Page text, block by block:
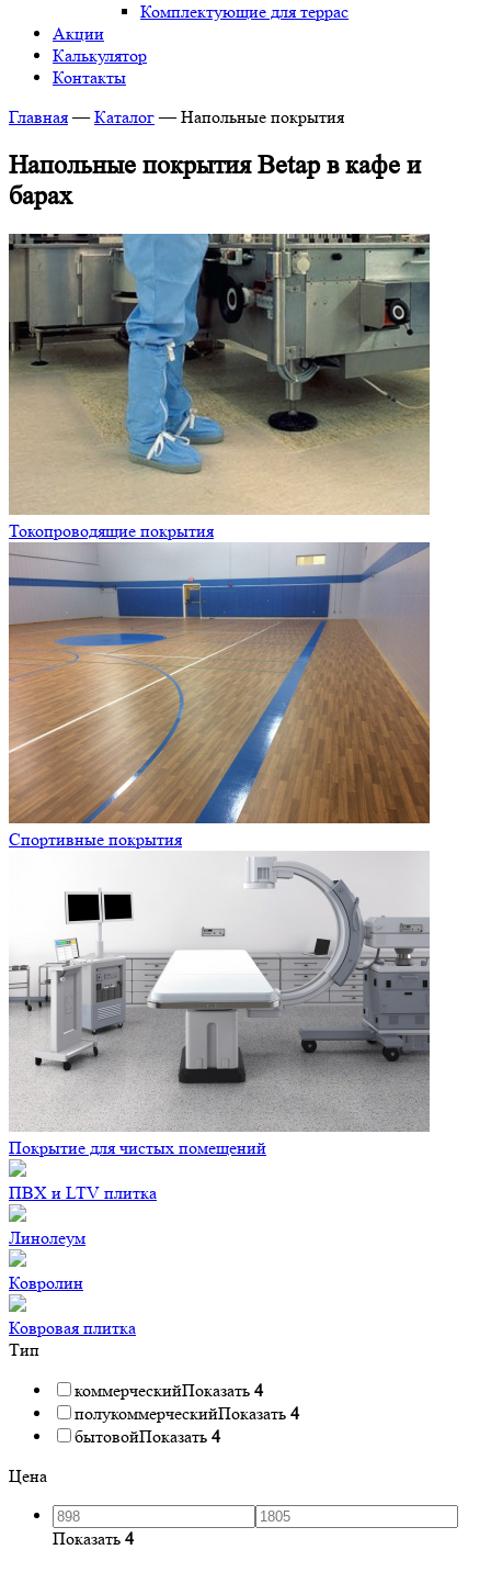
Комплектующие для террас
Акции
Калькулятор
Контакты
Главная — Каталог — Напольные покрытия
Напольные покрытия Betap в кафе и
барах
Токопроводящие покрытия
Спортивные покрытия
Покрытие для чистых помещений
ПВХ и LTV плитка
Линолеум
Ковролин
Ковровая плитка
Тип
коммерческийПоказать 4
полукоммерческийПоказать 4
бытовойПоказать 4
Цена
Показать 4